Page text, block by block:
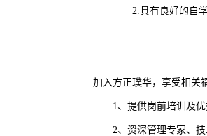
2.具有良好的自
加入方正璞华，享受相关
1 、提供岗前培训及优
2、资深管理专家、技